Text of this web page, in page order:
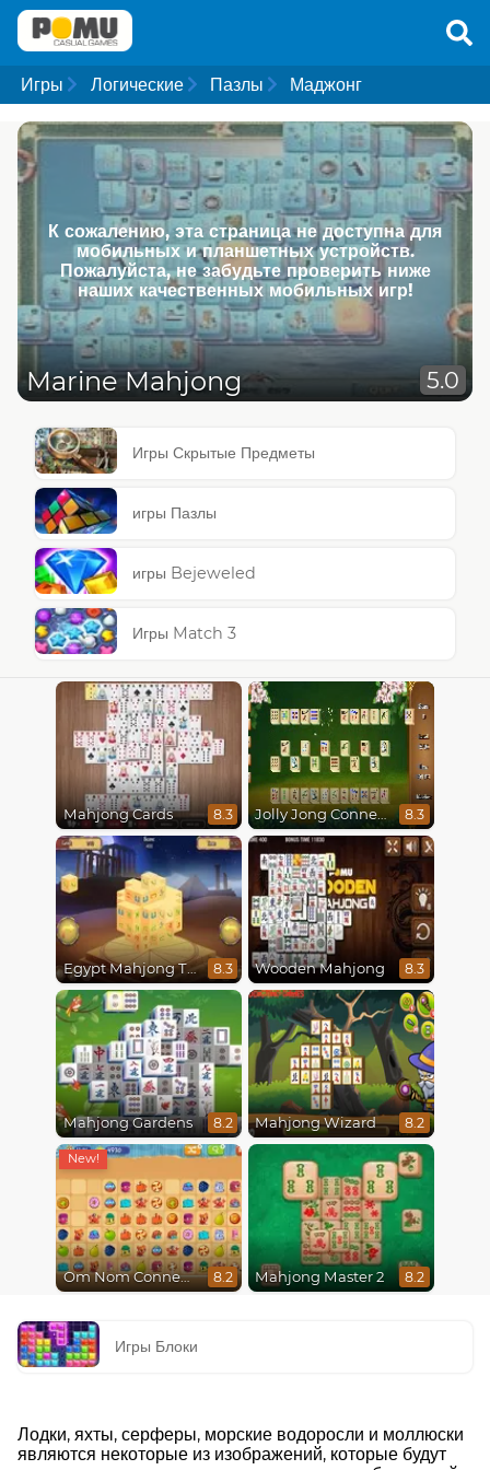
Игры Логические Пазлы Маджонг
К сожалению, эта страница не доступна для
мобильных и планшетных устройств.
Пожалуйста, не забудьте проверить ниже
наших качественных мобильных игр!
Marine Mahjong 5.0
Игры Скрытые Предметы
игры Пазлы
игры Bejeweled
Игры Match 3
Mahjong Cards 8.3 Jolly Jong Connect 8.3
Egypt Mahjong Triple Dimensions 8.3 Wooden Mahjong 8.3
Mahjong Gardens 8.2 Mahjong Wizard 8.2
Om Nom Connect Classic 8.2 Mahjong Master 2 8.2
Игры Блоки
Лодки, яхты, серферы, морские водоросли и моллюски
являются некоторые из изображений, которые будут